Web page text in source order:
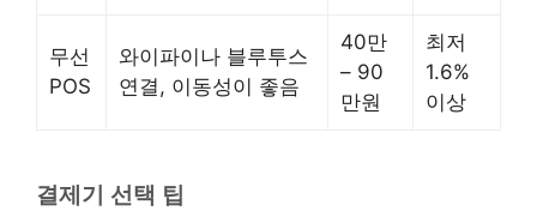
무선
POS
와이파이나 블루투스
연결, 이동성이 좋음
40만
– 90
만원
최저
1.6%
이상
결제기 선택 팁